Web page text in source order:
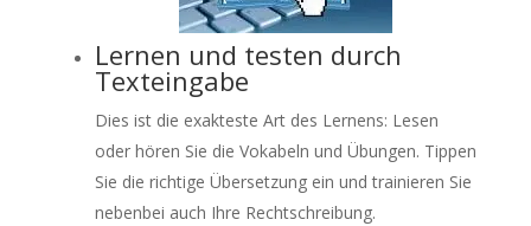
Lernen und testen durch
Texteingabe
Dies ist die exakteste Art des Lernens: Lesen
oder hören Sie die Vokabeln und Übungen. Tippen
Sie die richtige Übersetzung ein und trainieren Sie
nebenbei auch Ihre Rechtschreibung.